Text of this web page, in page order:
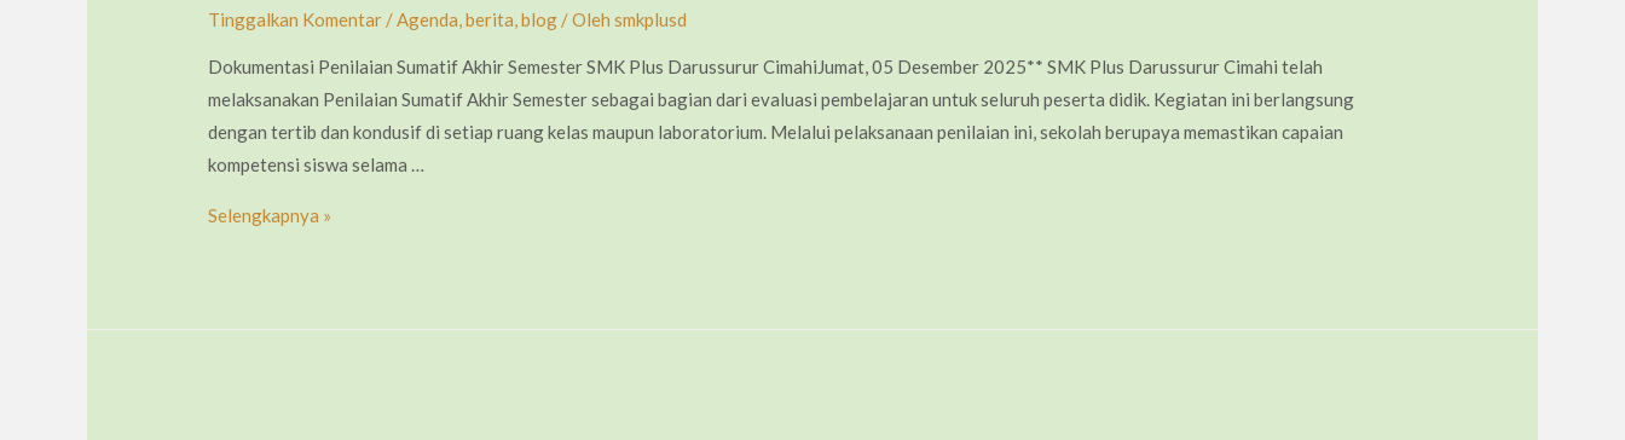
Tinggalkan Komentar /Agenda,berita,blog / Olehsmkplusd
Dokumentasi Penilaian Sumatif Akhir Semester SMK Plus Darussurur CimahiJumat, 05 Desember 2025** SMK Plus Darussurur Cimahi telah
melaksanakan Penilaian Sumatif Akhir Semester sebagai bagian dari evaluasi pembelajaran untuk seluruh peserta didik. Kegiatan ini berlangsung
dengan tertib dan kondusif di setiap ruang kelas maupun laboratorium. Melalui pelaksanaan penilaian ini, sekolah berupaya memastikan capaian
kompetensi siswa selama …
Dokumentasi
Selengkapnya »